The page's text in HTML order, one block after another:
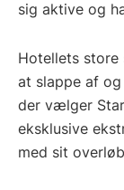
sig aktive og
Hotellets store
at slappe af og
der vælger
eksklusive
med sit